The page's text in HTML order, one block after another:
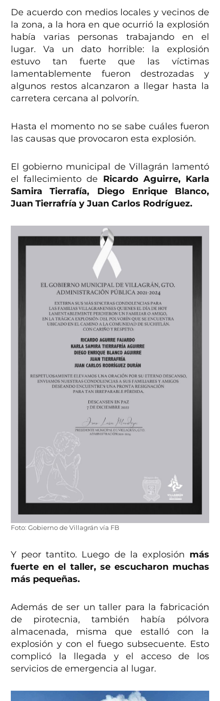
De acuerdo con medios locales y vecinos de
la zona, a la hora en que ocurrió la explosión
había varias personas trabajando en el
lugar. Va un dato horrible: la explosión
estuvo tan fuerte que las víctimas
lamentablemente fueron destrozadas y
algunos restos alcanzaron a llegar hasta la
carretera cercana al polvorín.
Hasta el momento no se sabe cuáles fueron
las causas que provocaron esta explosión.
El gobierno municipal de Villagrán lamentó
el fallecimiento de Ricardo Aguirre, Karla
Samira Tierrafía, Diego Enrique Blanco,
Juan Tierrafría y Juan Carlos Rodríguez.
Foto: Gobierno de Villagrán vía FB
Y peor tantito. Luego de la explosión más
fuerte en el taller, se escucharon muchas
más pequeñas.
Además de ser un taller para la fabricación
de pirotecnia, también había pólvora
almacenada, misma que estalló con la
explosión y con el fuego subsecuente. Esto
complicó la llegada y el acceso de los
servicios de emergencia al lugar.